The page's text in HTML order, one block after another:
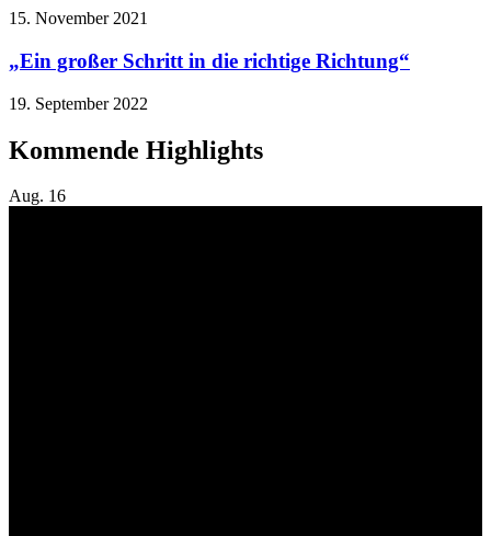
15. November 2021
„Ein großer Schritt in die richtige Richtung“
19. September 2022
Kommende Highlights
Aug. 16